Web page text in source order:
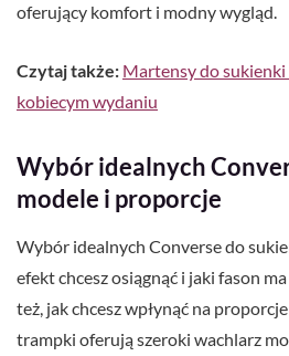
oferujący komfort i modny wygląd.
Czytaj także: Martensy do
kobiecym wydaniu
Wybór idealnych
modele i proporcje
Wybór idealnych Converse do
efekt chcesz osiągnąć i jaki fason
też, jak chcesz wpłynąć na
trampki oferują szeroki wachlarz